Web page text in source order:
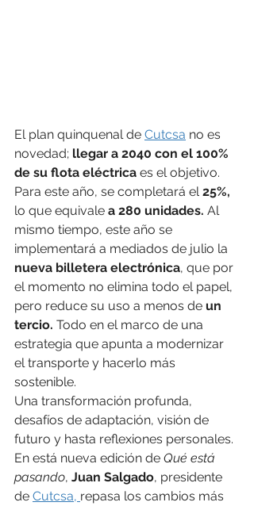
El plan quinquenal de Cutcsa no es
novedad; llegar a 2040 con el 100%
de su flota eléctrica es el objetivo.
Para este año, se completará el 25%,
lo que equivale a 280 unidades. Al
mismo tiempo, este año se
implementará a mediados de julio la
nueva billetera electrónica, que por
el momento no elimina todo el papel,
pero reduce su uso a menos de un
tercio. Todo en el marco de una
estrategia que apunta a modernizar
el transporte y hacerlo más
sostenible.
Una transformación profunda,
desafíos de adaptación, visión de
futuro y hasta reflexiones personales.
En está nueva edición de Qué está
pasando, Juan Salgado, presidente
de Cutcsa, repasa los cambios más